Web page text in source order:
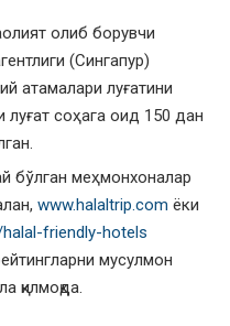
олиб борувчи
(Сингапур)
атамалари луғатини
луғат соҳага оид 150 дан
бўлган меҳмонхоналар
www.halaltrip.com ёки
friendly-hotels
мусулмон
қилмоқда.